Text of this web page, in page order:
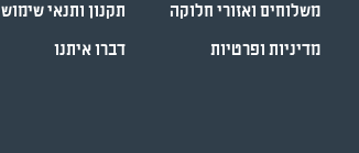
משלוחים ואזורי חלוקה
מדיניות ופרטיות
תקנון ותנאי שימוש
דברו איתנו